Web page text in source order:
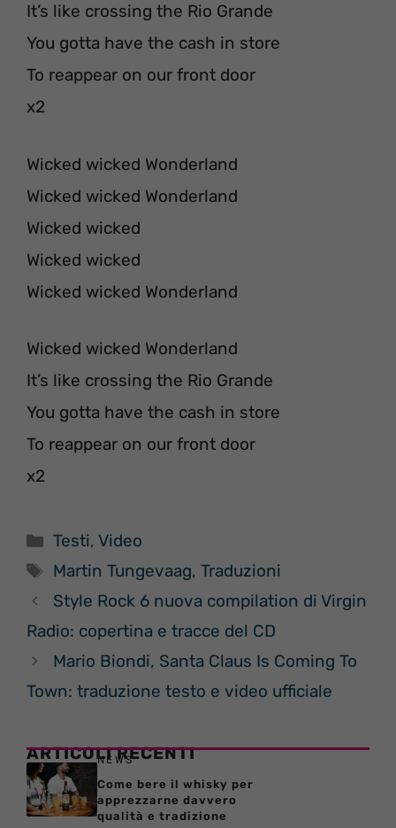
It’s like crossing the Rio Grande
You gotta have the cash in store
To reappear on our front door
x2
Wicked wicked Wonderland
Wicked wicked Wonderland
Wicked wicked
Wicked wicked
Wicked wicked Wonderland
Wicked wicked Wonderland
It’s like crossing the Rio Grande
You gotta have the cash in store
To reappear on our front door
x2
Categorie
Testi,Video
Tag
Martin Tungevaag,Traduzioni
Style Rock 6 nuova compilation di Virgin
Radio: copertina e tracce del CD
Mario Biondi, Santa Claus Is Coming To
Town: traduzione testo e video ufficiale
ARTICOLI RECENTI
NEWS
Come bere il whisky per
apprezzarne davvero
qualità e tradizione